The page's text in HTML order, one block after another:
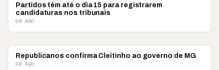
POLÍTICA
Partidos têm até o dia 15 para registrarem
candidaturas nos tribunais
08 AGO
POLÍTICA
Republicanos confirma Cleitinho ao governo de MG
08 AGO